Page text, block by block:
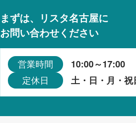
まずは、リスタ名古屋に
お問い合わせください
営業時間 10:00～17:00
定休日 土・日・月・祝